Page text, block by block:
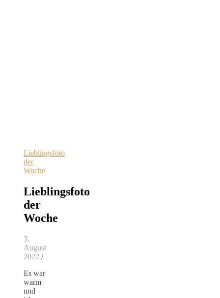
Lieblingsfoto
der
Woche
Lieblingsfoto
der
Woche
3.
August
2022 /
Es war
warm
und